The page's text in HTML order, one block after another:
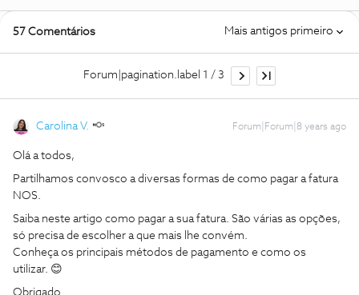
57 Comentários Mais antigos primeiro
Forum|pagination.label 1 / 3
Carolina V. Forum|Forum|8 years ago
Olá a todos,
Partilhamos convosco a diversas formas de como pagar a fatura
NOS.
Saiba neste artigo como pagar a sua fatura. São várias as opções,
só precisa de escolher a que mais lhe convém.
Conheça os principais métodos de pagamento e como os
utilizar. 😊
Obrigado